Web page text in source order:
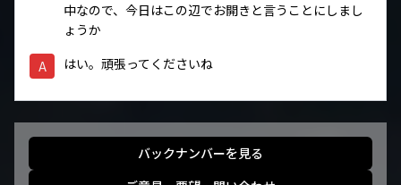
中なので、今日はこの辺でお開きと言うことにしまし
ょうか
A はい。頑張ってくださいね
バックナンバーを見る